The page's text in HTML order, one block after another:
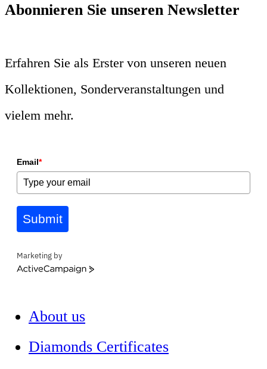
Abonnieren Sie unseren Newsletter
Erfahren Sie als Erster von unseren neuen
Kollektionen, Sonderveranstaltungen und
vielem mehr.
Email*
Submit
Marketing by
ActiveCampaign
About us
Diamonds Certificates